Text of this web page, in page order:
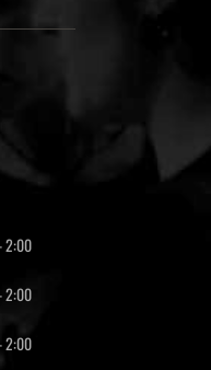
2:00
2:00
2:00